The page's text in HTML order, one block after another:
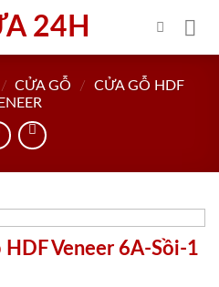
/ CỬA GỖ /
CỬA GỖ HDF
Veneer 6A-Sồi-1